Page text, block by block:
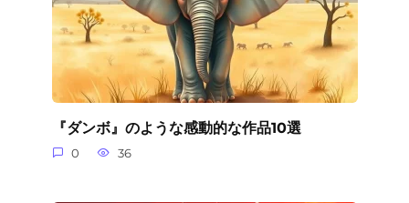
『ダンボ』のような感動的な作品10選
0 36